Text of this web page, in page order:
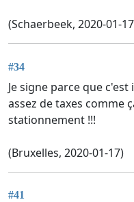
(Schaerbeek, 2020-01-
#34
Je signe parce que
assez de taxes comme
stationnement !!!
(Bruxelles, 2020-01-17)
#41